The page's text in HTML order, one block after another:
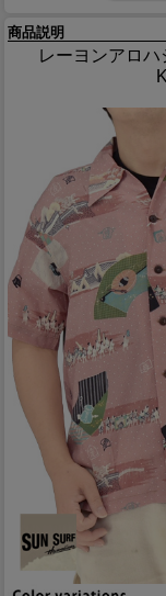
商品説明
レーヨンアロ